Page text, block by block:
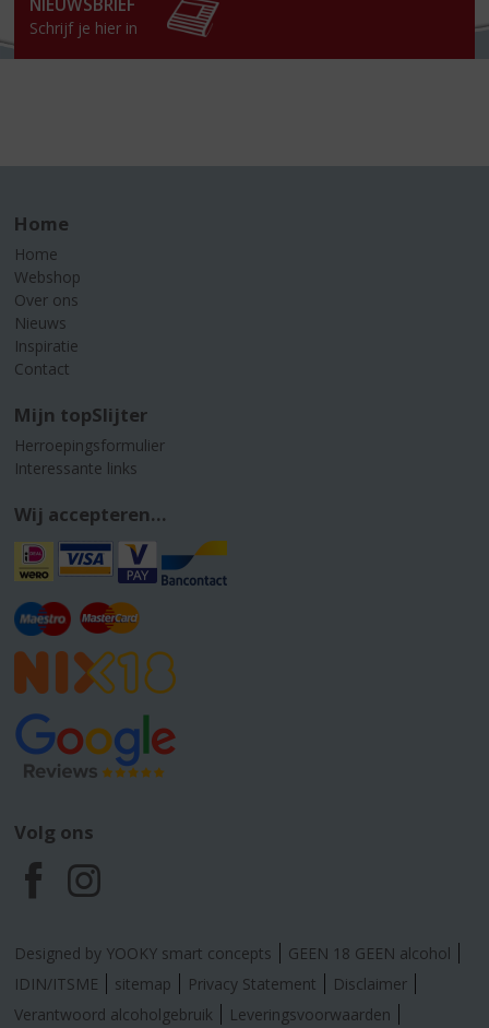
Schrijf je hier in
Home
Home
Webshop
Over ons
Nieuws
Inspiratie
Contact
Mijn topSlijter
Herroepingsformulier
Interessante links
Wij accepteren...
Volg ons
F
a
c
I
n
s
Designed by YOOKY smart concepts
GEEN 18 GEEN alcohol
IDIN/ITSME
sitemap Privacy Statement
Disclaimer
Verantwoord alcoholgebruik
Leveringsvoorwaarden